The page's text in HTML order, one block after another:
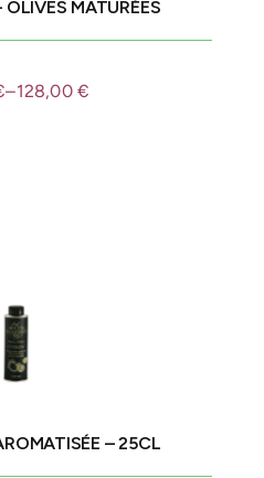
OLIVES MATURÉES
–128,00€
– 25CL